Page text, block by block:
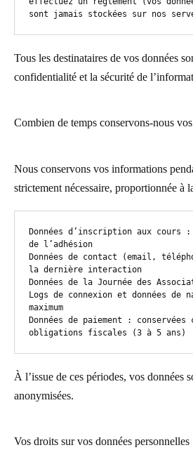
sont jamais stockées sur nos
Tous les destinataires de vos données
confidentialité et la sécurité de
Combien de temps conservons-nous
Nous conservons vos informations
strictement nécessaire, proportionnée à
Données d’inscription aux
de l’adhésion
Données de contact (email,
la dernière interaction
Données de la Journée des
Logs de connexion et données de
maximum
Données de paiement : conservées
obligations fiscales (3 à 5 ans)
À l’issue de ces périodes, vos données
anonymisées.
Vos droits sur vos données personnelles